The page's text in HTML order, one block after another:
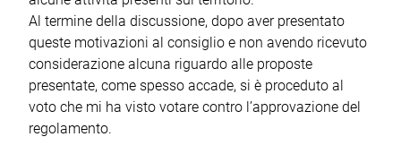
Al termine della discussione, dopo aver presentato
queste motivazioni al consiglio e non avendo ricevuto
considerazione alcuna riguardo alle proposte
presentate, come spesso accade, si è proceduto al
voto che mi ha visto votare contro l’approvazione del
regolamento.